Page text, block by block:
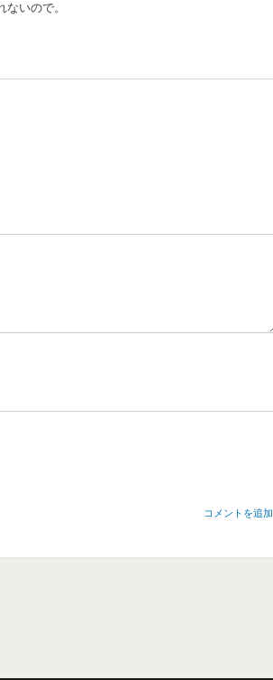
いので。
コメントを追加